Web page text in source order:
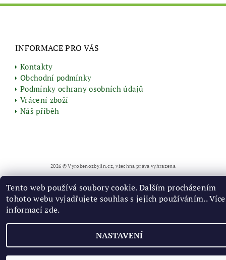
INFORMACE PRO VÁS
Kontakty
Obchodní podmínky
Podmínky ochrany osobních údajů
Vrácení zboží
Náš příběh
2026 © Vyrobenozbylin.cz, všechna práva vyhrazena
Vytvořil Shoptet
Tento web používá soubory cookie. Dalším procházením
tohoto webu vyjadřujete souhlas s jejich používáním.. Více
informacízde.
NASTAVENÍ